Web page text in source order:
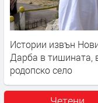
Истории извън
Дарба в тишината,
родопско село